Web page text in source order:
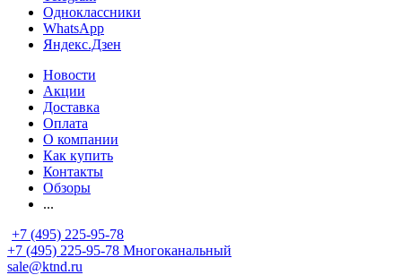
Одноклассники
WhatsApp
Яндекс.Дзен
Новости
Акции
Доставка
Оплата
О компании
Как купить
Контакты
Обзоры
...
+7 (495) 225-95-78
+7 (495) 225-95-78 Многоканальный
sale@ktnd.ru